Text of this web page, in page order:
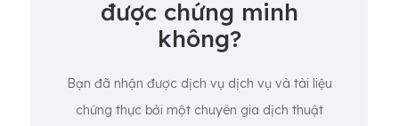
được chứng minh
không?
Bạn đã nhận được dịch vụ dịch vụ và tài liệu
chứng thực bởi một chuyên gia dịch thuật